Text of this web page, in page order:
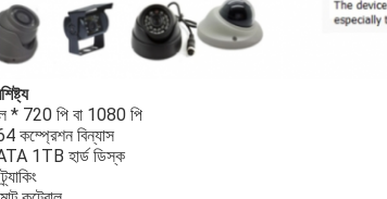
* 720 পি বা 1080 পি
কম্প্রেশন বিন্যাস
1TB হার্ড ডিস্ক